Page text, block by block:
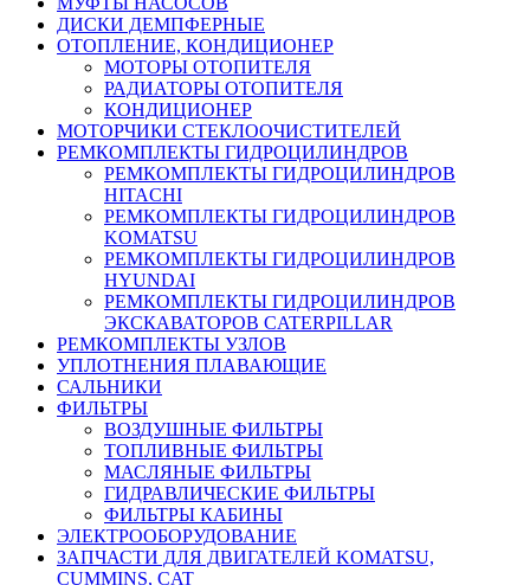
ДИСКИ ДЕМПФЕРНЫЕ
ОТОПЛЕНИЕ, КОНДИЦИОНЕР
МОТОРЫ ОТОПИТЕЛЯ
РАДИАТОРЫ ОТОПИТЕЛЯ
КОНДИЦИОНЕР
МОТОРЧИКИ СТЕКЛООЧИСТИТЕЛЕЙ
РЕМКОМПЛЕКТЫ ГИДРОЦИЛИНДРОВ
РЕМКОМПЛЕКТЫ ГИДРОЦИЛИНДРОВ
HITACHI
РЕМКОМПЛЕКТЫ ГИДРОЦИЛИНДРОВ
KOMATSU
РЕМКОМПЛЕКТЫ ГИДРОЦИЛИНДРОВ
HYUNDAI
РЕМКОМПЛЕКТЫ ГИДРОЦИЛИНДРОВ
ЭКСКАВАТОРОВ CATERPILLAR
РЕМКОМПЛЕКТЫ УЗЛОВ
УПЛОТНЕНИЯ ПЛАВАЮЩИЕ
САЛЬНИКИ
ФИЛЬТРЫ
ВОЗДУШНЫЕ ФИЛЬТРЫ
ТОПЛИВНЫЕ ФИЛЬТРЫ
МАСЛЯНЫЕ ФИЛЬТРЫ
ГИДРАВЛИЧЕСКИЕ ФИЛЬТРЫ
ФИЛЬТРЫ КАБИНЫ
ЭЛЕКТРООБОРУДОВАНИЕ
ЗАПЧАСТИ ДЛЯ ДВИГАТЕЛЕЙ KOMATSU,
CUMMINS, CAT